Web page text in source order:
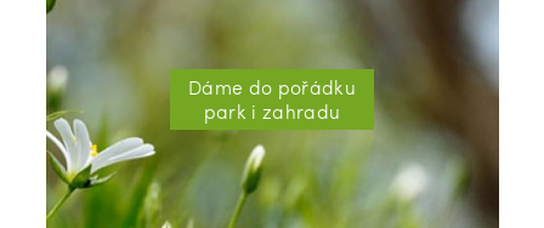
Dáme do pořádku
park i zahradu